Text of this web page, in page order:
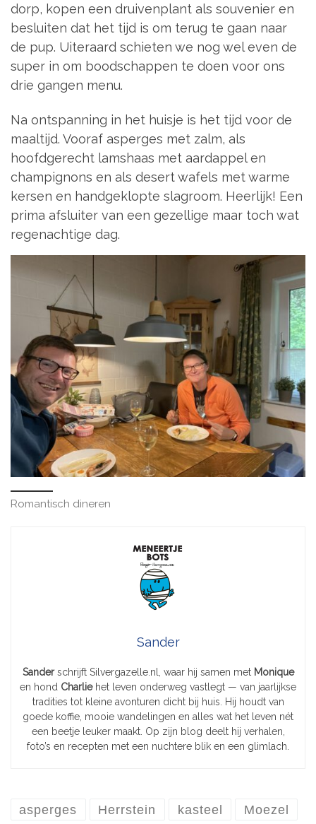
dorp, kopen een druivenplant als souvenier en
besluiten dat het tijd is om terug te gaan naar
de pup. Uiteraard schieten we nog wel even de
super in om boodschappen te doen voor ons
drie gangen menu.
Na ontspanning in het huisje is het tijd voor de
maaltijd. Vooraf asperges met zalm, als
hoofdgerecht lamshaas met aardappel en
champignons en als desert wafels met warme
kersen en handgeklopte slagroom. Heerlijk! Een
prima afsluiter van een gezellige maar toch wat
regenachtige dag.
Romantisch dineren
Sander
Sanderschrijft Silvergazelle.nl, waar hij samen met Monique
en hond Charliehet leven onderweg vastlegt — van jaarlijkse
tradities tot kleine avonturen dicht bij huis. Hij houdt van
goede koffie, mooie wandelingen en alles wat het leven nét
een beetje leuker maakt. Op zijn blog deelt hij verhalen,
foto’s en recepten met een nuchtere blik en een glimlach.
asperges Herrstein kasteel Moezel